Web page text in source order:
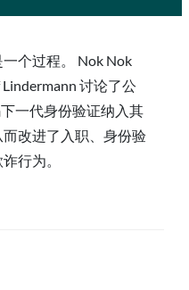
个过程。 Nok Nok
讨论了公
一代身份验证纳入其
改进了入职、身份验
行为。